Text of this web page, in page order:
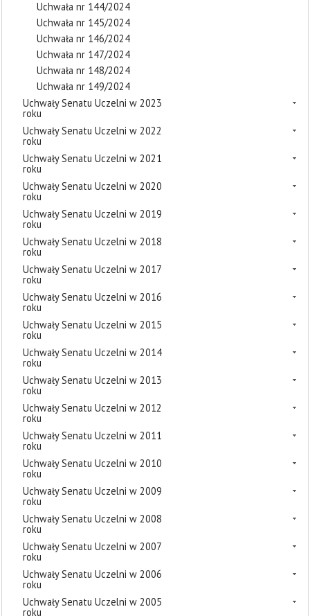
Uchwała nr 144/2024
Uchwała nr 145/2024
Uchwała nr 146/2024
Uchwała nr 147/2024
Uchwała nr 148/2024
Uchwała nr 149/2024
Uchwały Senatu Uczelni w 2023
roku
Uchwały Senatu Uczelni w 2022
roku
Uchwały Senatu Uczelni w 2021
roku
Uchwały Senatu Uczelni w 2020
roku
Uchwały Senatu Uczelni w 2019
roku
Uchwały Senatu Uczelni w 2018
roku
Uchwały Senatu Uczelni w 2017
roku
Uchwały Senatu Uczelni w 2016
roku
Uchwały Senatu Uczelni w 2015
roku
Uchwały Senatu Uczelni w 2014
roku
Uchwały Senatu Uczelni w 2013
roku
Uchwały Senatu Uczelni w 2012
roku
Uchwały Senatu Uczelni w 2011
roku
Uchwały Senatu Uczelni w 2010
roku
Uchwały Senatu Uczelni w 2009
roku
Uchwały Senatu Uczelni w 2008
roku
Uchwały Senatu Uczelni w 2007
roku
Uchwały Senatu Uczelni w 2006
roku
Uchwały Senatu Uczelni w 2005
roku